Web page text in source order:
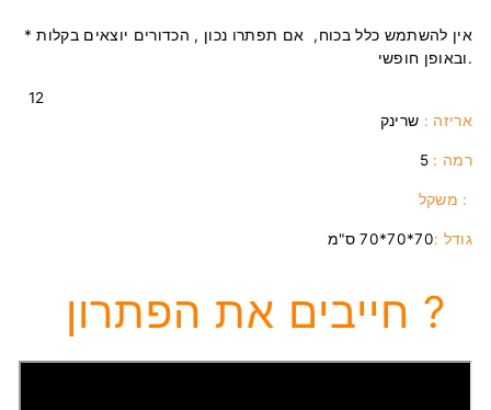
* אין להשתמש כלל בכוח, אם תפתרו נכון , הכדורים יוצאים בקלות
ובאופן חופשי.
12
אריזה : שרינק
רמה : 5
משקל :
גודל :70*70*70 ס"מ
חייבים את הפתרון ?